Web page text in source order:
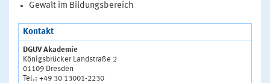
Gewalt im Bildungsbereich
Kontakt
DGUV Akademie
Königsbrücker Landstraße 2
01109 Dresden
Tel.: +49 30 13001-2230